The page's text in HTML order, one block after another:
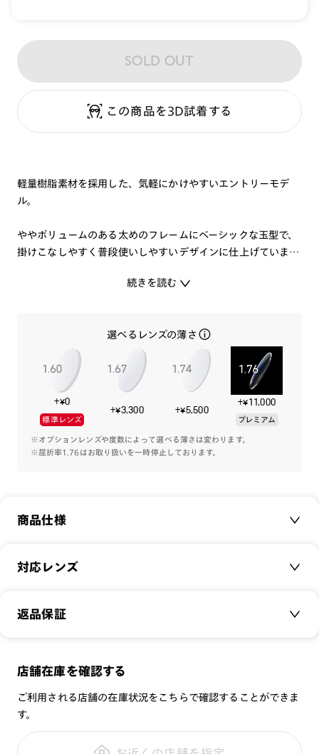
SOLD OUT
この商品を3D試着する
軽量樹脂素材を採用した、気軽にかけやすいエントリーモデ
ル。
ややボリュームのある太めのフレームにベーシックな玉型で、
掛けこなしやすく普段使いしやすいデザインに仕上げていま
人気のカラーリングで取り揃えました。
※こちらの商品のカラー・柄によっては個体差がございます。
※ラバーモダン部分は、ご自身でも調整が可能です。折り曲げ
を何度も繰り返すと、破損に繋がる可能性があるのでご注意く
続きを読む
選べるレンズの薄さ
+¥0
標準レンズ
+¥3,300 +¥5,500
+¥11,000
プレミアム
※オプションレンズや度数によって選べる薄さは変わります。
※屈折率1.76はお取り扱いを一時停止しております。
商品仕様
商品名：
サイズ：
シリーズ： STANDARD
性別： MEN
鼻パッド：
対応レンズ
クリアレンズ（常用・老眼鏡用）
JINS SCREEN
可視光調光UVダブルカットレンズ
可視光調光SCREEN
調光レンズ
返品保証
メガネの度数が合わなくなっても、
全国の店舗で無料フィッティング
修理のご相談もいつでもお気軽に
店舗在庫を確認する
ご利用される店舗の在庫状況をこちらで確認することができま
す。